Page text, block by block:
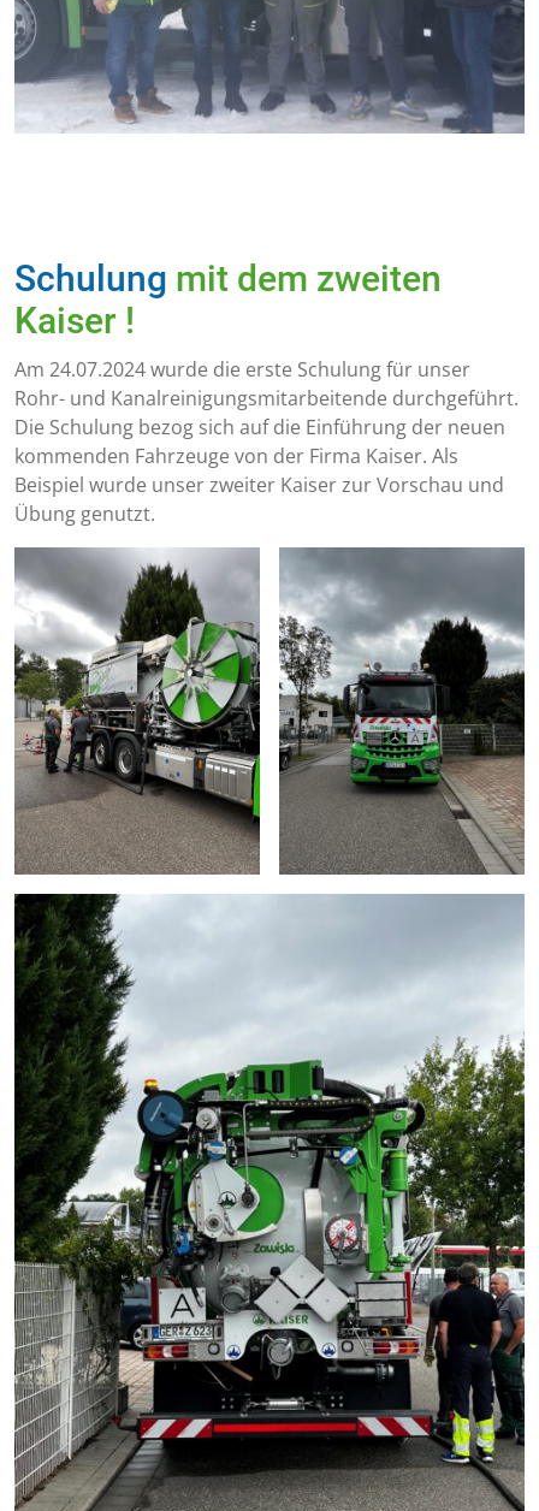
Schulung mit dem zweiten
Kaiser !
Am 24.07.2024 wurde die erste Schulung für unser
Rohr- und Kanalreinigungsmitarbeitende durchgeführt.
Die Schulung bezog sich auf die Einführung der neuen
kommenden Fahrzeuge von der Firma Kaiser. Als
Beispiel wurde unser zweiter Kaiser zur Vorschau und
Übung genutzt.